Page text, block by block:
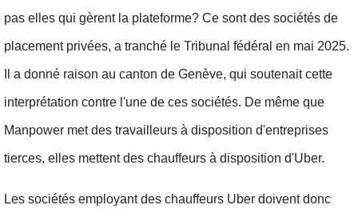
pas elles qui gèrent la plateforme? Ce sont des sociétés de
placement privées, a tranché le Tribunal fédéral en mai 2025.
Il a donné raison au canton de Genève, qui soutenait cette
interprétation contre l'une de ces sociétés. De même que
Manpower met des travailleurs à disposition d'entreprises
tierces, elles mettent des chauffeurs à disposition d'Uber.
Les sociétés employant des chauffeurs Uber doivent donc